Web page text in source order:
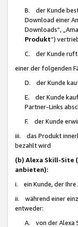
B. der Kunde
Download einer
Downloads“,
Produkt“)
C. der Kunde ruft
einer der folgenden
D. der Kunde
E. der Kunde
Partner-Links
F. der Kunde
iii. das Produkt
bezahlt wird
(b) Alexa Skill-Site
anbieten):
i. ein Kunde, der Ihre
ii. während einer
entweder:
A. von der Alexa